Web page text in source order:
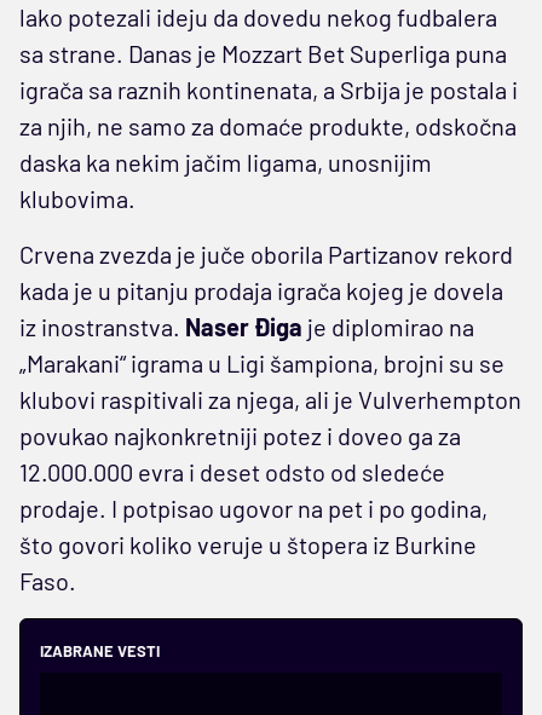
lako potezali ideju da dovedu nekog fudbalera
sa strane. Danas je Mozzart Bet Superliga puna
igrača sa raznih kontinenata, a Srbija je postala i
za njih, ne samo za domaće produkte, odskočna
daska ka nekim jačim ligama, unosnijim
klubovima.
Crvena zvezda je juče oborila Partizanov rekord
kada je u pitanju prodaja igrača kojeg je dovela
iz inostranstva. Naser Điga je diplomirao na
„Marakani“ igrama u Ligi šampiona, brojni su se
klubovi raspitivali za njega, ali je Vulverhempton
povukao najkonkretniji potez i doveo ga za
12.000.000 evra i deset odsto od sledeće
prodaje. I potpisao ugovor na pet i po godina,
što govori koliko veruje u štopera iz Burkine
Faso.
IZABRANE VESTI